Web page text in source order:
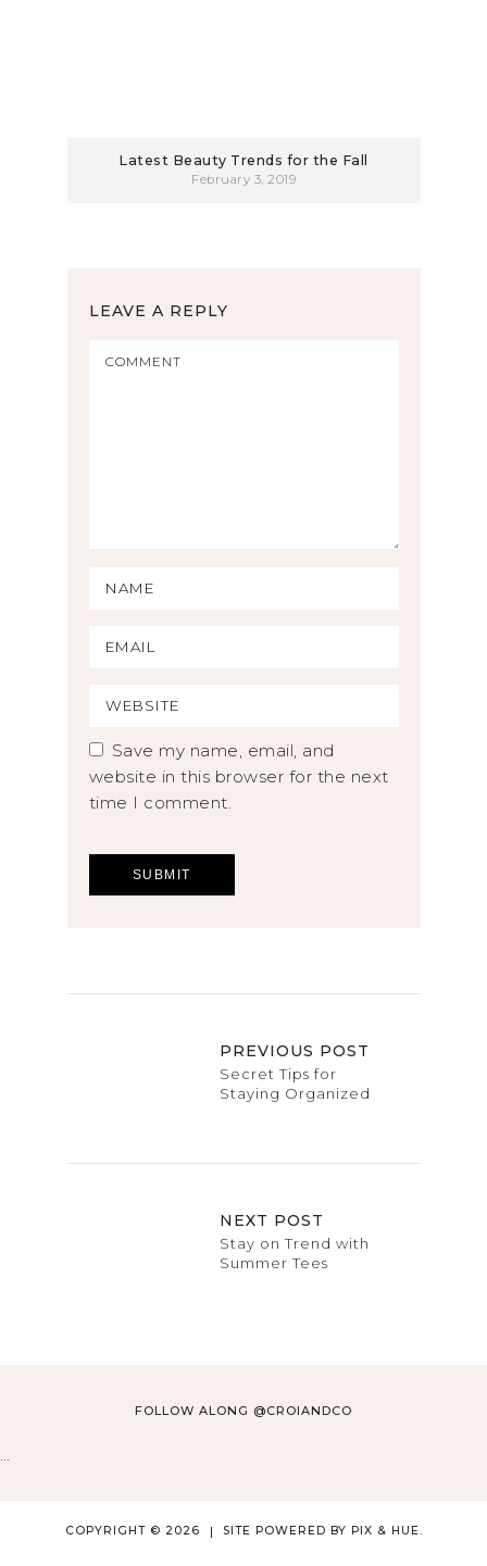
Latest Beauty Trends for the Fall
February 3, 2019
LEAVE A REPLY
Save my name, email, and
website in this browser for the next
time I comment.
PREVIOUS POST
Secret Tips for
Staying Organized
NEXT POST
Stay on Trend with
Summer Tees
FOLLOW ALONG @CROIANDCO
…
COPYRIGHT © 2026 SITE POWERED BY PIX & HUE.